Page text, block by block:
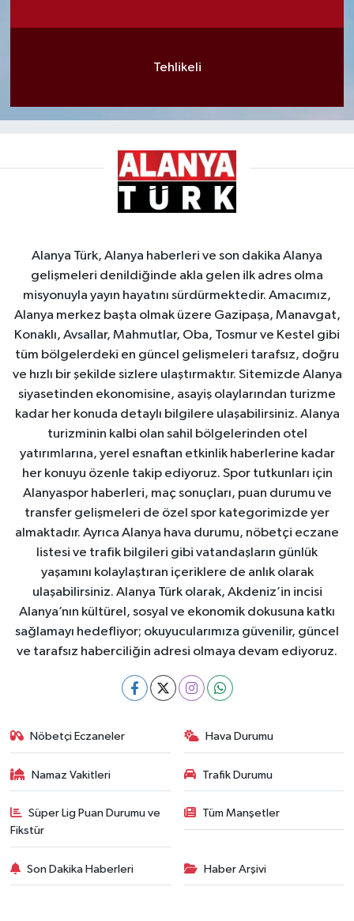
Tehlikeli
Alanya Türk, Alanya haberleri ve son dakika Alanya
gelişmeleri denildiğinde akla gelen ilk adres olma
misyonuyla yayın hayatını sürdürmektedir. Amacımız,
Alanya merkez başta olmak üzere Gazipaşa, Manavgat,
Konaklı, Avsallar, Mahmutlar, Oba, Tosmur ve Kestel gibi
tüm bölgelerdeki en güncel gelişmeleri tarafsız, doğru
ve hızlı bir şekilde sizlere ulaştırmaktır. Sitemizde Alanya
siyasetinden ekonomisine, asayiş olaylarından turizme
kadar her konuda detaylı bilgilere ulaşabilirsiniz. Alanya
turizminin kalbi olan sahil bölgelerinden otel
yatırımlarına, yerel esnaftan etkinlik haberlerine kadar
her konuyu özenle takip ediyoruz. Spor tutkunları için
Alanyaspor haberleri, maç sonuçları, puan durumu ve
transfer gelişmeleri de özel spor kategorimizde yer
almaktadır. Ayrıca Alanya hava durumu, nöbetçi eczane
listesi ve trafik bilgileri gibi vatandaşların günlük
yaşamını kolaylaştıran içeriklere de anlık olarak
ulaşabilirsiniz. Alanya Türk olarak, Akdeniz’in incisi
Alanya’nın kültürel, sosyal ve ekonomik dokusuna katkı
sağlamayı hedefliyor; okuyucularımıza güvenilir, güncel
ve tarafsız haberciliğin adresi olmaya devam ediyoruz.
Nöbetçi Eczaneler Hava Durumu
Namaz Vakitleri Trafik Durumu
Süper Lig Puan Durumu ve
Fikstür
Tüm Manşetler
Son Dakika Haberleri Haber Arşivi